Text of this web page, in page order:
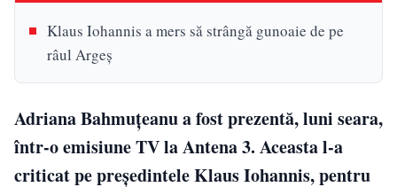
Klaus Iohannis a mers să strângă gunoaie de pe
râul Argeș
Adriana Bahmuțeanu a fost prezentă, luni seara,
într-o emisiune TV la Antena 3. Aceasta l-a
criticat pe președintele Klaus Iohannis, pentru